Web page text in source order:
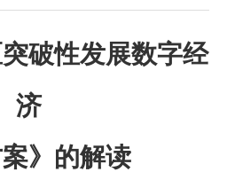
突破性发展数字经
济
》的解读